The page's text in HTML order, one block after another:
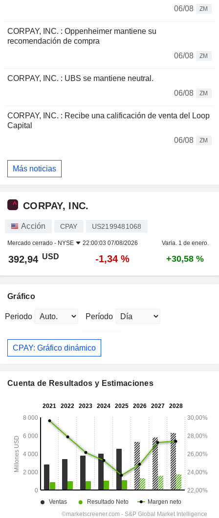
06/08
ZM
CORPAY, INC. : Oppenheimer mantiene su
recomendación de compra
06/08
ZM
CORPAY, INC. : UBS se mantiene neutral.
06/08
ZM
CORPAY, INC. : Recibe una calificación de venta del Loop
Capital
06/08
ZM
Más noticias
CORPAY, INC.
Acción CPAY US2199481068
Mercado cerrado - NYSE 22:00:03 07/08/2026 Varia. 1 de enero.
392,94 USD -1,34 % +30,58 %
Gráfico
Periodo Período
CPAY: Gráfico dinámico
Cuenta de Resultados y Estimaciones